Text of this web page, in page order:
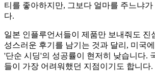
티를 좋아하지만, 그보다 얼마를 주느냐가
다.
일본 인플루언서들이 제품만 보내줘도 진
성스러운 후기를 남기는 것과 달리, 미국
'단순 시딩'의 성공률이 현저히 낮습니다.
들이 가장 어려워했던 지점이기도 합니다.